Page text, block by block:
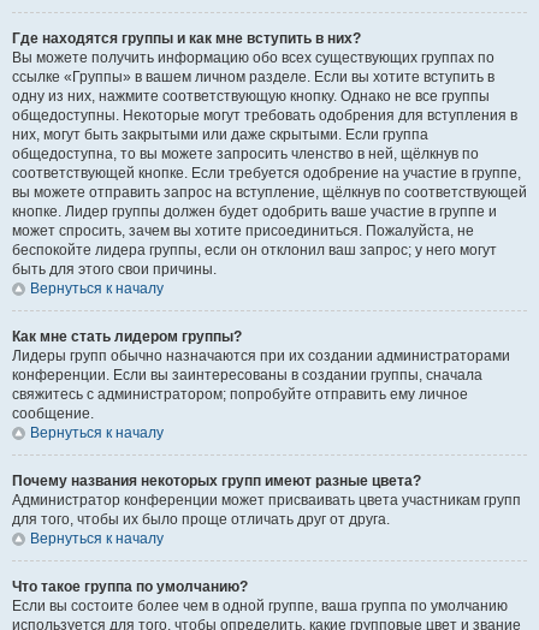
Где находятся группы и как мне вступить в них?
Вы можете получить информацию обо всех существующих группах по
ссылке «Группы» в вашем личном разделе. Если вы хотите вступить в
одну из них, нажмите соответствующую кнопку. Однако не все группы
общедоступны. Некоторые могут требовать одобрения для вступления в
них, могут быть закрытыми или даже скрытыми. Если группа
общедоступна, то вы можете запросить членство в ней, щёлкнув по
соответствующей кнопке. Если требуется одобрение на участие в группе,
вы можете отправить запрос на вступление, щёлкнув по соответствующей
кнопке. Лидер группы должен будет одобрить ваше участие в группе и
может спросить, зачем вы хотите присоединиться. Пожалуйста, не
беспокойте лидера группы, если он отклонил ваш запрос; у него могут
быть для этого свои причины.
Вернуться к началу
Как мне стать лидером группы?
Лидеры групп обычно назначаются при их создании администраторами
конференции. Если вы заинтересованы в создании группы, сначала
свяжитесь с администратором; попробуйте отправить ему личное
сообщение.
Вернуться к началу
Почему названия некоторых групп имеют разные цвета?
Администратор конференции может присваивать цвета участникам групп
для того, чтобы их было проще отличать друг от друга.
Вернуться к началу
Что такое группа по умолчанию?
Если вы состоите более чем в одной группе, ваша группа по умолчанию
используется для того, чтобы определить, какие групповые цвет и звание